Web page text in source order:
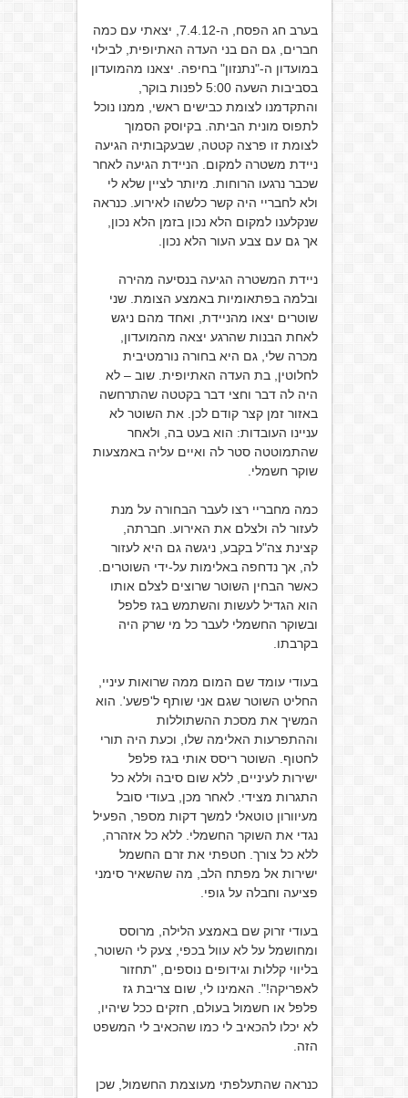
בערב חג הפסח, ה-7.4.12, יצאתי עם כמה
חברים, גם הם בני העדה האתיופית, לבילוי
במועדון ה-"נתנזון" בחיפה. יצאנו מהמועדון
בסביבות השעה 5:00 לפנות בוקר,
והתקדמנו לצומת כבישים ראשי, ממנו נוכל
לתפוס מונית הביתה. בקיוסק הסמוך
לצומת זו פרצה קטטה, שבעקבותיה הגיעה
ניידת משטרה למקום. הניידת הגיעה לאחר
שכבר נרגעו הרוחות. מיותר לציין שלא לי
ולא לחבריי היה קשר כלשהו לאירוע. כנראה
שנקלענו למקום הלא נכון בזמן הלא נכון,
אך גם עם צבע העור הלא נכון.
ניידת המשטרה הגיעה בנסיעה מהירה
ובלמה בפתאומיות באמצע הצומת. שני
שוטרים יצאו מהניידת, ואחד מהם ניגש
לאחת הבנות שהרגע יצאה מהמועדון,
מכרה שלי, גם היא בחורה נורמטיבית
לחלוטין, בת העדה האתיופית. שוב – לא
היה לה דבר וחצי דבר בקטטה שהתרחשה
באזור זמן קצר קודם לכן. את השוטר לא
עניינו העובדות: הוא בעט בה, ולאחר
שהתמוטטה סטר לה ואיים עליה באמצעות
שוקר חשמלי.
כמה מחבריי רצו לעבר הבחורה על מנת
לעזור לה ולצלם את האירוע. חברתה,
קצינת צה"ל בקבע, ניגשה גם היא לעזור
לה, אך נדחפה באלימות על-ידי השוטרים.
כאשר הבחין השוטר שרוצים לצלם אותו
הוא הגדיל לעשות והשתמש בגז פלפל
ובשוקר החשמלי לעבר כל מי שרק היה
בקרבתו.
בעודי עומד שם המום ממה שרואות עיניי,
החליט השוטר שגם אני שותף ל'פשע'. הוא
המשיך את מסכת ההשתוללות
וההתפרעות האלימה שלו, וכעת היה תורי
לחטוף. השוטר ריסס אותי בגז פלפל
ישירות לעיניים, ללא שום סיבה וללא כל
התגרות מצידי. לאחר מכן, בעודי סובל
מעיוורון טוטאלי למשך דקות מספר, הפעיל
נגדי את השוקר החשמלי. ללא כל אזהרה,
ללא כל צורך. חטפתי את זרם החשמל
ישירות אל מפתח הלב, מה שהשאיר סימני
פציעה וחבלה על גופי.
בעודי זרוק שם באמצע הלילה, מרוסס
ומחושמל על לא עוול בכפי, צעק לי השוטר,
בליווי קללות וגידופים נוספים, "תחזור
לאפריקה!". האמינו לי, שום צריבת גז
פלפל או חשמול בעולם, חזקים ככל שיהיו,
לא יכלו להכאיב לי כמו שהכאיב לי המשפט
הזה.
כנראה שהתעלפתי מעוצמת החשמול, שכן